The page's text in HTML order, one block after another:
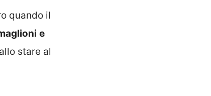
quando il
e
stare al